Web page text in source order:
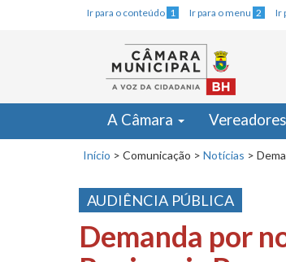
Ir para o conteúdo 1 Ir para o menu 2 Ir
A Câmara Vereadores
Início > Comunicação > Notícias >
AUDIÊNCIA PÚBLICA
Demanda por